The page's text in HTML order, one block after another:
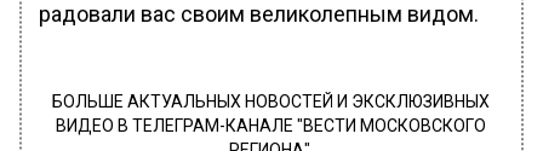
радовали вас своим великолепным видом.
БОЛЬШЕ АКТУАЛЬНЫХ НОВОСТЕЙ И ЭКСКЛЮЗИВНЫХ
ВИДЕО В ТЕЛЕГРАМ-КАНАЛЕ "ВЕСТИ МОСКОВСКОГО